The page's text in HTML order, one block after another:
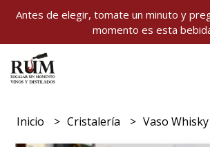
Antes de elegir, tomate un minuto y
momento es esta
Inicio Cristalería Vaso